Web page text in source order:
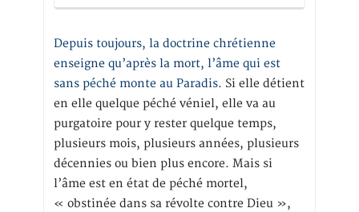
Depuis toujours, la doctrine chrétienne
enseigne qu’après la mort, l’âme qui est
sans péché monte au Paradis. Si elle détient
en elle quelque péché véniel, elle va au
purgatoire pour y rester quelque temps,
plusieurs mois, plusieurs années, plusieurs
décennies ou bien plus encore. Mais si
l’âme est en état de péché mortel,
« obstinée dans sa révolte contre Dieu »,